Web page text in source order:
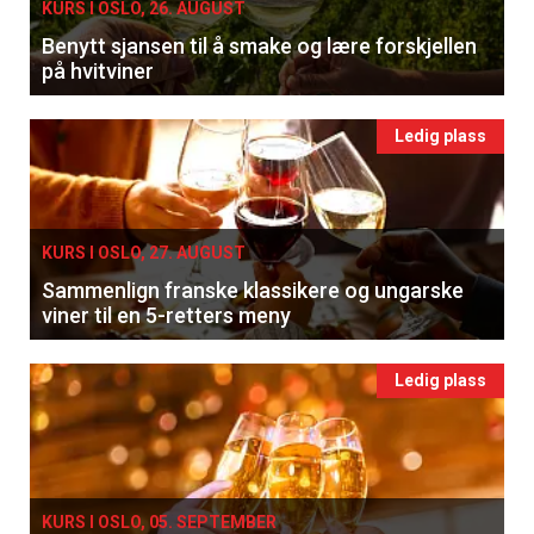
KURS I OSLO, 26. AUGUST
Benytt sjansen til å smake og lære forskjellen
på hvitviner
Ledig plass
KURS I OSLO, 27. AUGUST
Sammenlign franske klassikere og ungarske
viner til en 5-retters meny
Ledig plass
KURS I OSLO, 05. SEPTEMBER